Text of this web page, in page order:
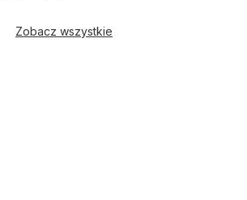
Zobacz wszystkie